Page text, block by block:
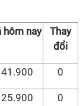
hôm nay
Thay
đổi
0
0